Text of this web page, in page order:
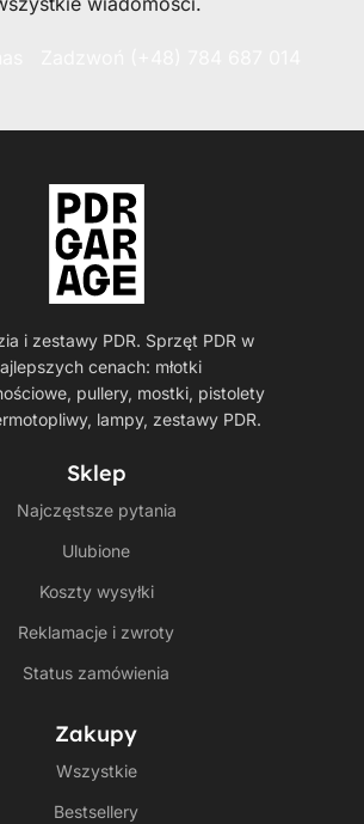
i zestawy PDR. Sprzęt PDR w
cenach: młotki
pullery, mostki, pistolety
lampy, zestawy PDR.
Sklep
Najczęstsze pytania
Ulubione
Koszty wysyłki
Reklamacje i zwroty
Status zamówienia
Zakupy
Wszystkie
Bestsellery